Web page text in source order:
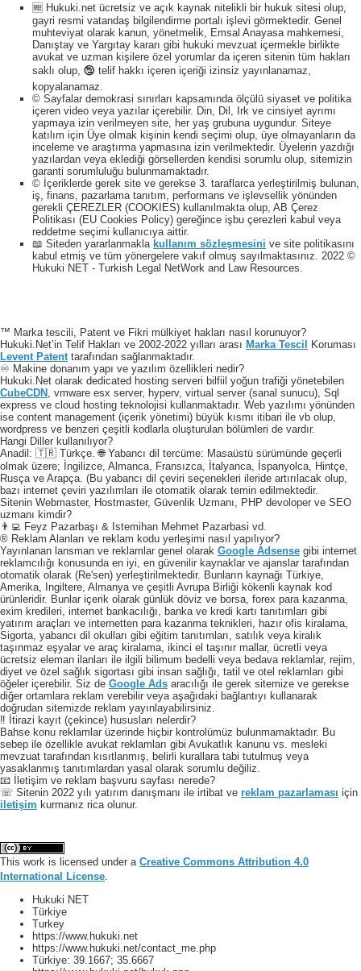
🆓 Hukuki.net ücretsiz ve açık kaynak nitelikli bir hukuk sitesi olup,
gayri resmi vatandaş bilgilendirme portalı işlevi görmektedir. Genel
muhteviyat olarak kanun, yönetmelik, Emsal Anayasa mahkemesi,
Danıştay ve Yargıtay kararı gibi hukuki mevzuat içermekle birlikte
avukat ve uzman kişilere özel yorumlar da içeren sitenin tüm hakları
saklı olup, 🕲 telif hakkı içeren içeriği izinsiz yayınlanamaz,
kopyalanamaz.
© Sayfalar demokrasi sınırları kapsamında ölçülü siyaset ve politika
içeren video veya yazılar içerebilir. Din, Dil, Irk ve cinsiyet ayrımı
yapmaya izin verilmeyen site, her yaş grubuna uygundur. Siteye
katılım için Üye olmak kişinin kendi seçimi olup, üye olmayanların da
inceleme ve araştırma yapmasına izin verilmektedir. Üyelerin yazdığı
yazılardan veya eklediği görsellerden kendisi sorumlu olup, sitemizin
garanti sorumluluğu bulunmamaktadır.
© İçeriklerde gerek site ve gerekse 3. taraflarca yerleştirilmiş bulunan,
iş, finans, pazarlama tanıtım, performans ve işlevsellik yönünden
gerekli ÇEREZLER (COOKIES) kullanılmakta olup, AB Çerez
Politikası (EU Cookies Policy) gereğince işbu çerezleri kabul veya
reddetme seçimi kullanıcıya aittir.
📖 Siteden yararlanmakla kullanım sözleşmesini ve site politikasını
kabul etmiş ve tüm yönergelere vakıf olmuş sayılmaktasınız. 2022 ©
Hukuki NET - Turkish Legal NetWork and Law Resources.
™ Marka tescili, Patent ve Fikri mülkiyet hakları nasıl korunuyor?
Hukuki.Net’in Telif Hakları ve 2002-2022 yılları arası Marka Tescil
Koruması
Levent Patent tarafından sağlanmaktadır.
♾️ Makine donanım yapı ve yazılım özellikleri nedir?
Hukuki.Net olarak dedicated hosting serveri bilfiil yoğun trafiği yönetebilen
CubeCDN
, vmware esx server, hyperv, virtual server (sanal sunucu), Sql
express ve cloud hosting teknolojisi kullanmaktadır. Web yazılımı yönünden
ise content management (içerik yönetimi) büyük kısmı itibari ile vb olup,
wordpress ve benzeri çeşitli kodlarla oluşturulan bölümleri de vardır.
Hangi Diller kullanılıyor?
Anadil: 🇹🇷 Türkçe. 🌐 Yabancı dil tercüme: Masaüstü sürümünde geçerli
olmak üzere; İngilizce, Almanca, Fransızca, İtalyanca, İspanyolca, Hintçe,
Rusça ve Arapça. (Bu yabancı dil çeviri seçenekleri ileride artırılacak olup,
bazı internet çeviri yazılımları ile otomatik olarak temin edilmektedir.
Sitenin Webmaster, Hostmaster, Güvenlik Uzmanı, PHP devoloper ve SEO
uzmanı kimdir?
👨‍💻 Feyz Pazarbaşı & Istemihan Mehmet Pazarbasi vd.
® Reklam Alanları ve reklam kodu yerleşimi nasıl yapılıyor?
Yayınlanan lansman ve reklamlar genel olarak Google Adsense gibi internet
reklamcılığı konusunda en iyi, en güvenilir kaynaklar ve ajanslar tarafından
otomatik olarak (Re'sen) yerleştirilmektedir. Bunların kaynağı Türkiye,
Amerika, Ingiltere, Almanya ve çeşitli Avrupa Birliği kökenli kaynak kod
ürünleridir. Bunlar içerik olarak günlük döviz ve borsa, forex para kazanma,
exim kredileri, internet bankacılığı, banka ve kredi kartı tanıtımları gibi
yatırım araçları ve internetten para kazanma teknikleri, hazır ofis kiralama,
Sigorta, yabancı dil okulları gibi eğitim tanıtımları, satılık veya kiralık
taşınmaz eşyalar ve araç kiralama, ikinci el taşınır mallar, ücretli veya
ücretsiz eleman ilanları ile ilgili bilimum bedelli veya bedava reklamlar, rejim,
diyet ve özel sağlık sigortası gibi insan sağlığı, tatil ve otel reklamları gibi
öğeler içerebilir. Siz de Google Ads aracılığı ile gerek sitemize ve gerekse
diğer ortamlara reklam verebilir veya aşağıdaki bağlantıyı kullanarak
doğrudan sitemizde reklam yayınlayabilirsiniz.
‼️ İtirazi kayıt (çekince) hususları nelerdir?
Bahse konu reklamlar üzerinde hiçbir kontrolümüz bulunmamaktadır. Bu
sebep ile özellikle avukat reklamları gibi Avukatlık kanunu vs. mesleki
mevzuat tarafından kısıtlanmış, belirli kurallara tabi tutulmuş veya
yasaklanmış tanıtımlardan yasal olarak sorumlu değiliz.
📧 İletişim ve reklam başvuru sayfası nerede?
☏ Sitenin 2022 yılı yatırım danışmanı ile irtibat ve reklam pazarlaması için
iletişim kurmanız rica olunur.
This work is licensed under a Creative Commons Attribution 4.0
International License
Hukuki NET
Türkiye
Turkey
https://www.hukuki.net
https://www.hukuki.net/contact_me.php
Türkiye: 39.1667; 35.6667